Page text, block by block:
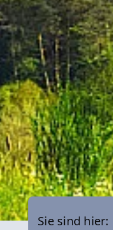
Sie sind hier: